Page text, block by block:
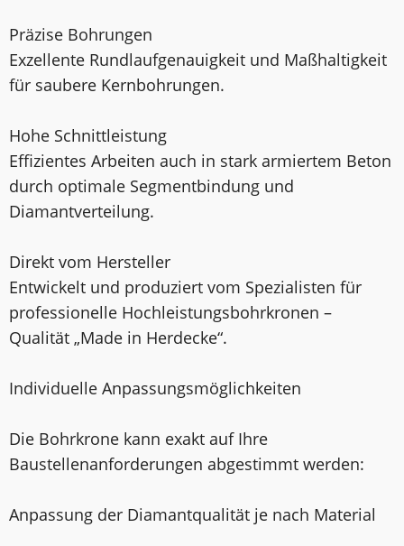
Präzise Bohrungen
Exzellente Rundlaufgenauigkeit und Maßhaltigkeit
für saubere Kernbohrungen.
Hohe Schnittleistung
Effizientes Arbeiten auch in stark armiertem Beton
durch optimale Segmentbindung und
Diamantverteilung.
Direkt vom Hersteller
Entwickelt und produziert vom Spezialisten für
professionelle Hochleistungsbohrkronen –
Qualität „Made in Herdecke“.
Individuelle Anpassungsmöglichkeiten
Die Bohrkrone kann exakt auf Ihre
Baustellenanforderungen abgestimmt werden:
Anpassung der Diamantqualität je nach Material